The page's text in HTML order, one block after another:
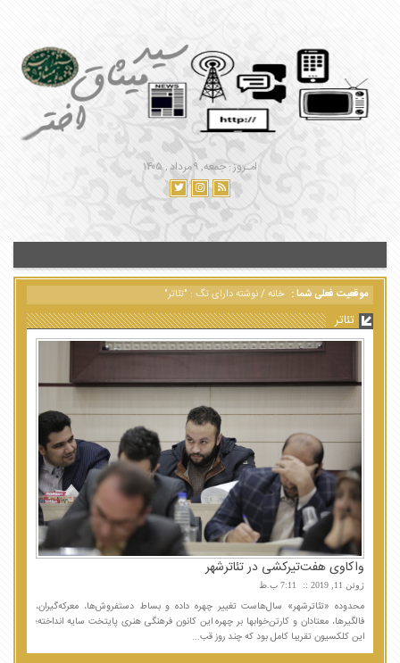
امـروز : جمعه, ۹ مرداد , ۱۴۰۵
موقعیت فعلی شما : خانه/نوشته دارای تگ : "تئاتر"
تئاتر
واکاوی هفت‌تیرکشی در تئاترشهر
ژوئن 11, 2019 7:11 ب.ظ
محدوده «تئاترشهر» سال‌هاست تغییر چهره داده و بساط دستفروش‌ها، معرکه‌گیران،
فالگیرها، معتادان و کارتن‌خوابها بر چهره این کانون فرهنگی هنری پایتخت سایه انداخته؛
این کلکسیون تقریبا کامل بود که چند روز قب...